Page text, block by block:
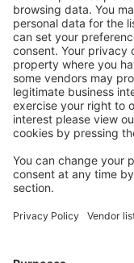
Bitte starten Sie Ihre
Copyright © eSky.at.